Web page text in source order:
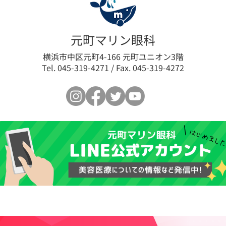
【セミナーレポート】話題の
肌育製剤「スキンバイブ」
と、土曜日担当の藤原先生の
ご紹介
元町マリン眼科
横浜市中区元町4-166 元町ユニオン3階
Tel. 045-319-4271 / Fax. 045-319-4272